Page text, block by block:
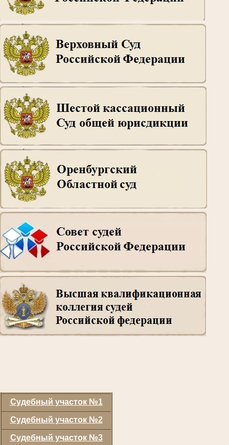
Судебный участок №1
Судебный участок №2
Судебный участок №3